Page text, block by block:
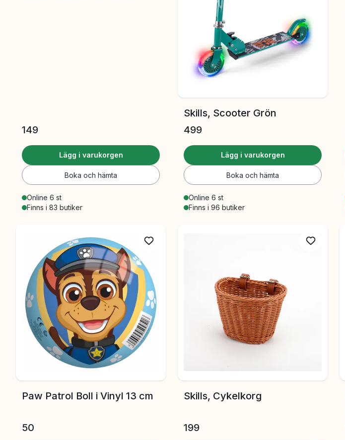
149
Lägg i varukorgen
Boka och hämta
Online 6 st
Finns i 83 butiker
Skills, Scooter Grön
499
Lägg i varukorgen
Boka och hämta
Online 6 st
Finns i 96 butiker
Paw Patrol Boll i Vinyl 13 cm
50
Skills, Cykelkorg
199